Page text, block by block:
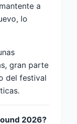
a
lo
gran parte
del festival
2026?